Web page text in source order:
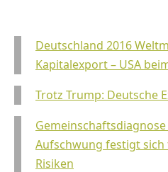
Deutschland 2016
Kapitalexport – USA
Trotz Trump: Deutsche
Aufschwung festigt
Risiken